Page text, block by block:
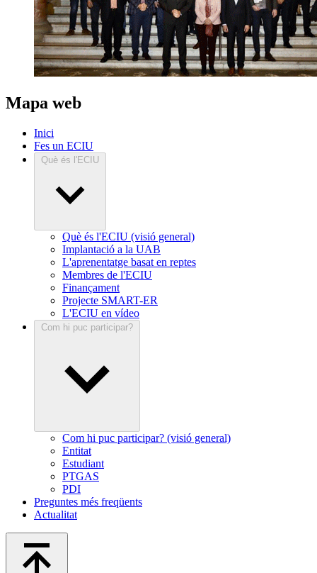
Mapa web
Inici
Fes un ECIU
Què és l'ECIU
Què és l'ECIU (visió general)
Implantació a la UAB
L'aprenentatge basat en reptes
Membres de l'ECIU
Finançament
Projecte SMART-ER
L'ECIU en vídeo
Com hi puc participar?
Com hi puc participar? (visió general)
Entitat
Estudiant
PTGAS
PDI
Preguntes més freqüents
Actualitat